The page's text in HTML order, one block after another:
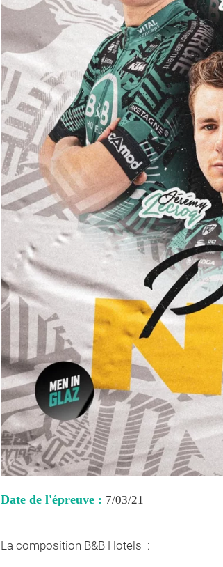
Date de l'épreuve : 7/03/21
La composition B&B Hotels :